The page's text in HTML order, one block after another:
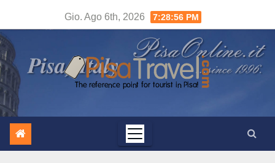
contenuto
Gio. Ago 6th, 2026 7:28:56 PM